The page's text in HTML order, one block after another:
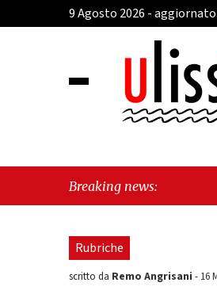
9 Agosto 2026 -
Breaking news:
Rubriche
scritto da Remo Angrisani - 16